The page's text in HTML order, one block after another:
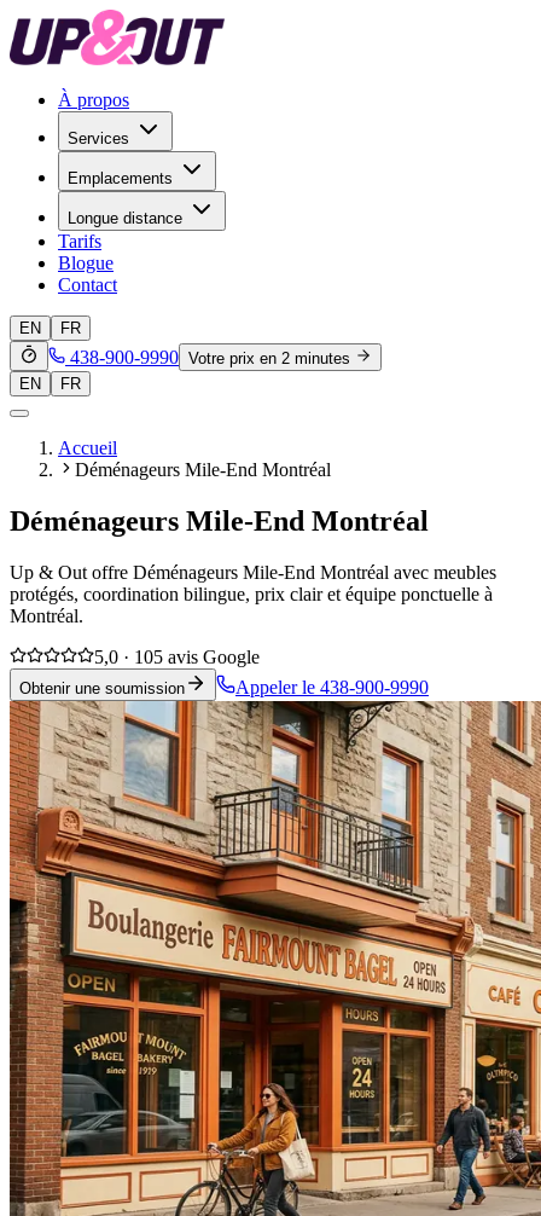
À propos
Services
Emplacements
Longue distance
Tarifs
Blogue
Contact
EN FR
438-900-9990 Votre prix en 2 minutes
EN
FR
Accueil
Déménageurs Mile-End Montréal
Déménageurs Mile-End Montréal
Up & Out offre Déménageurs Mile-End Montréal avec meubles
protégés, coordination bilingue, prix clair et équipe ponctuelle à
Montréal.
5,0 · 105 avis Google
Obtenir une soumission Appeler le 438-900-9990